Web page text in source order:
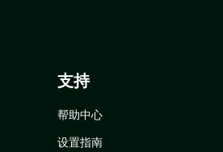
支持
帮助中心
设置指南